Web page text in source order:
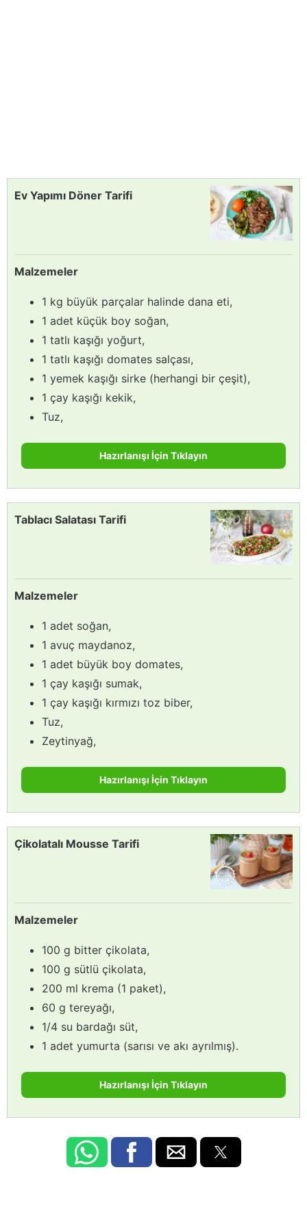
Ev Yapımı Döner Tarifi
Malzemeler
1 kg büyük parçalar halinde dana eti,
1 adet küçük boy soğan,
1 tatlı kaşığı yoğurt,
1 tatlı kaşığı domates salçası,
1 yemek kaşığı sirke (herhangi bir çeşit),
1 çay kaşığı kekik,
Tuz,
Hazırlanışı İçin Tıklayın
Tablacı Salatası Tarifi
Malzemeler
1 adet soğan,
1 avuç maydanoz,
1 adet büyük boy domates,
1 çay kaşığı sumak,
1 çay kaşığı kırmızı toz biber,
Tuz,
Zeytinyağ,
Hazırlanışı İçin Tıklayın
Çikolatalı Mousse Tarifi
Malzemeler
100 g bitter çikolata,
100 g sütlü çikolata,
200 ml krema (1 paket),
60 g tereyağı,
1/4 su bardağı süt,
1 adet yumurta (sarısı ve akı ayrılmış).
Hazırlanışı İçin Tıklayın